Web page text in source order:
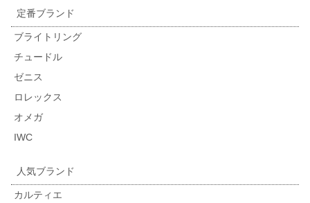
定番ブランド
ブライトリング
チュードル
ゼニス
ロレックス
オメガ
IWC
人気ブランド
カルティエ